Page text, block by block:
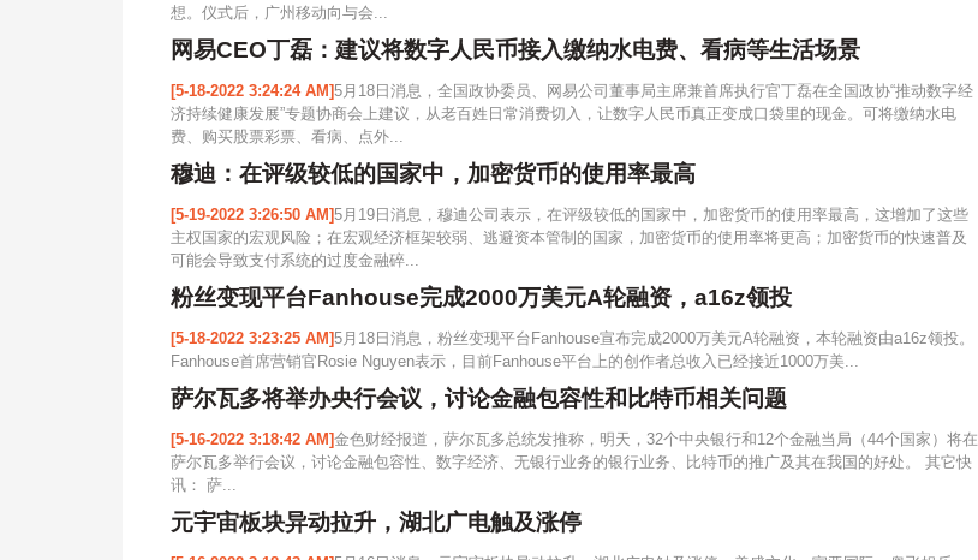
想。仪式后，广州移动向与会...
网易CEO丁磊：建议将数字人民币接入缴纳水电费、看病等生活场景
[5-18-2022 3:24:24 AM]5月18日消息，全国政协委员、网易公司董事局主席兼首席执行官丁磊在全国政协“推动数字经
济持续健康发展”专题协商会上建议，从老百姓日常消费切入，让数字人民币真正变成口袋里的现金。可将缴纳水电
费、购买股票彩票、看病、点外...
穆迪：在评级较低的国家中，加密货币的使用率最高
[5-19-2022 3:26:50 AM]5月19日消息，穆迪公司表示，在评级较低的国家中，加密货币的使用率最高，这增加了这些
主权国家的宏观风险；在宏观经济框架较弱、逃避资本管制的国家，加密货币的使用率将更高；加密货币的快速普及
可能会导致支付系统的过度金融碎...
粉丝变现平台Fanhouse完成2000万美元A轮融资，a16z领投
[5-18-2022 3:23:25 AM]5月18日消息，粉丝变现平台Fanhouse宣布完成2000万美元A轮融资，本轮融资由a16z领投。
Fanhouse首席营销官Rosie Nguyen表示，目前Fanhouse平台上的创作者总收入已经接近1000万美...
萨尔瓦多将举办央行会议，讨论金融包容性和比特币相关问题
[5-16-2022 3:18:42 AM]金色财经报道，萨尔瓦多总统发推称，明天，32个中央银行和12个金融当局（44个国家）将在
萨尔瓦多举行会议，讨论金融包容性、数字经济、无银行业务的银行业务、比特币的推广及其在我国的好处。 其它快
讯： 萨...
元宇宙板块异动拉升，湖北广电触及涨停